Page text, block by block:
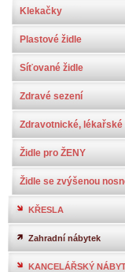
Klekačky
Plastové židle
Síťované židle
Zdravé sezení
Zdravotnické, lékařské
Židle pro ŽENY
Židle se zvýšenou
KŘESLA
Zahradní nábytek
KANCELÁŘSKÝ